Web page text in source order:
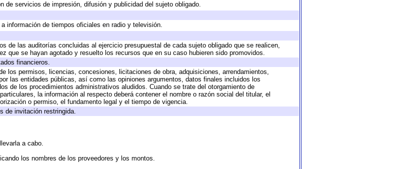
de servicios de impresión, difusión y publicidad del sujeto obligado.
información de tiempos oficiales en radio y televisión.
de las auditorías concluidas al ejercicio presupuestal de cada sujeto obligado que se realicen,
que se hayan agotado y resuelto los recursos que en su caso hubieren sido promovidos.
financieros.
los permisos, licencias, concesiones, licitaciones de obra, adquisiciones, arrendamientos,
las entidades públicas, así como las opiniones argumentos, datos finales incluidos los
de los procedimientos administrativos aludidos. Cuando se trate del otorgamiento de
la información al respecto deberá contener el nombre o razón social del titular, el
o permiso, el fundamento legal y el tiempo de vigencia.
de invitación restringida.
a cabo.
los nombres de los proveedores y los montos.